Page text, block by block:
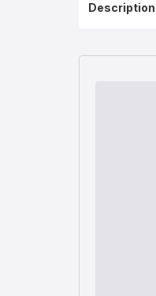
Description